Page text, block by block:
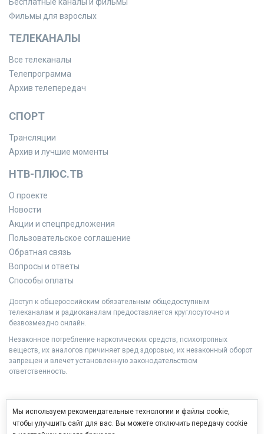
Фильмы для взрослых
ТЕЛЕКАНАЛЫ
Все телеканалы
Телепрограмма
Архив телепередач
СПОРТ
Трансляции
Архив и лучшие моменты
НТВ-ПЛЮС.ТВ
О проекте
Новости
Акции и спецпредложения
Пользовательское соглашение
Обратная связь
Вопросы и ответы
Способы оплаты
Доступ к общероссийским обязательным общедоступным
телеканалам и радиоканалам предоставляется круглосуточно и
безвозмездно онлайн.
Незаконное потребление наркотических средств, психотропных
веществ, их аналогов причиняет вред здоровью, их незаконный оборот
запрещен и влечет установленную законодательством
ответственность.
Мы используем рекомендательные технологии и файлы cookie,
чтобы улучшить сайт для вас. Вы можете отключить передачу cookie